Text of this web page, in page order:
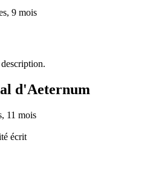
9 mois
d'Aeternum
11 mois
écrit